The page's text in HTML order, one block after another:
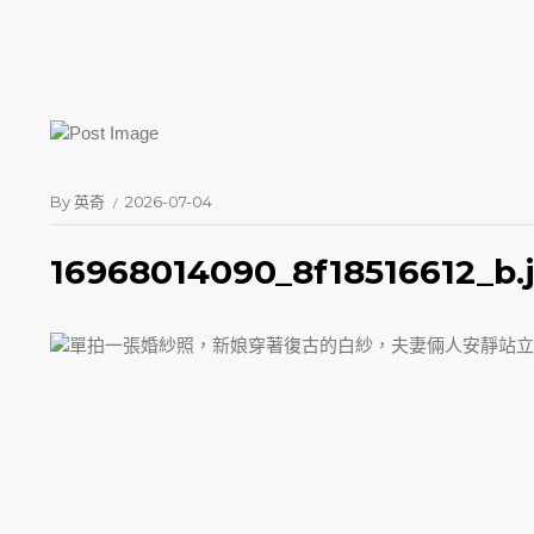
By英奇 2026-07-04